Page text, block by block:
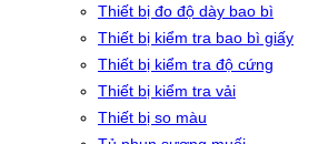
Thiết bị đo độ dày bao bì
Thiết bị kiểm tra bao bì giấy
Thiết bị kiểm tra độ cứng
Thiết bị kiểm tra vải
Thiết bị so màu